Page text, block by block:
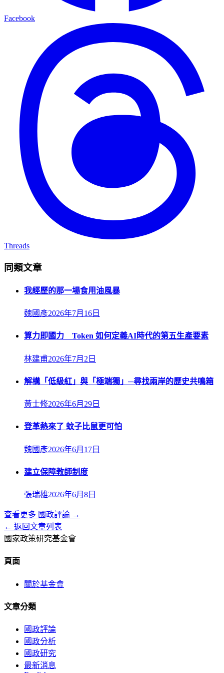
Facebook
Threads
同類文章
我經歷的那一場食用油風暴
魏國彥2026年7月16日
算力即國力 Token 如何定義AI時代的第五生產要素
林建甫2026年7月2日
解構「低級紅」與「極端獨」─尋找兩岸的歷史共鳴箱
黃士修2026年6月29日
登革熱來了 蚊子比鼠更可怕
魏國彥2026年6月17日
建立保障教師制度
張瑞雄2026年6月8日
查看更多 國政評論 →
← 返回文章列表
國家政策研究基金會
頁面
關於基金會
文章分類
國政評論
國政分析
國政研究
最新消息